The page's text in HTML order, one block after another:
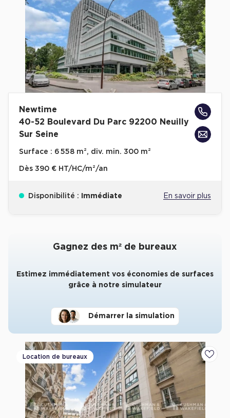
Newtime
40-52 Boulevard Du Parc 92200 Neuilly
Sur Seine
Surface : 6 558 m², div. min. 300 m²
Dès 390 € HT/HC/m²/an
Disponibilité : Immédiate En savoir plus
Gagnez des m² de bureaux
Estimez immédiatement vos économies de surfaces
grâce à notre simulateur
Démarrer la simulation
Location de bureaux